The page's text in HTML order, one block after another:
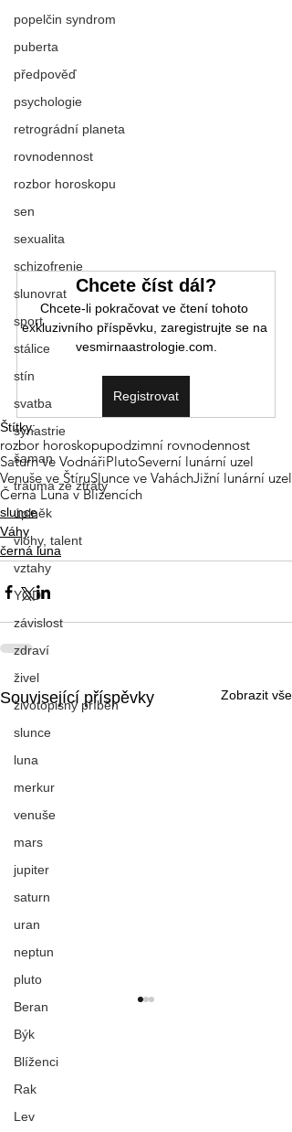
popelčin syndrom
puberta
předpověď
psychologie
retrográdní planeta
rovnodennost
rozbor horoskopu
sen
sexualita
schizofrenie
slunovrat
sport
stálice
stín
svatba
synastrie
šaman
trauma ze ztráty
úplněk
vlohy, talent
vztahy
YOD
závislost
zdraví
živel
životopisný příběh
slunce
luna
merkur
venuše
mars
jupiter
saturn
uran
neptun
pluto
Beran
Býk
Blíženci
Rak
Lev
Chcete číst dál?
Chcete-li pokračovat ve čtení tohoto
exkluzivního příspěvku, zaregistrujte se na
vesmirnaastrologie.com.
Registrovat
Štítky:
rozbor horoskopupodzimní rovnodennost
Saturn ve VodnářiPlutoSeverní lunární uzel
Venuše ve ŠtíruSlunce ve VaháchJižní lunární uzel
Černá Luna v Blížencích
slunce
Váhy
černá luna
Související příspěvky Zobrazit vše